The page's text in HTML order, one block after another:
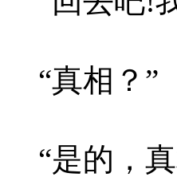
“真相？”
“是的，